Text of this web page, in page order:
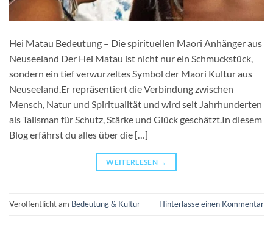
Hei Matau Bedeutung – Die spirituellen Maori Anhänger aus
Neuseeland Der Hei Matau ist nicht nur ein Schmuckstück,
sondern ein tief verwurzeltes Symbol der Maori Kultur aus
Neuseeland.Er repräsentiert die Verbindung zwischen
Mensch, Natur und Spiritualität und wird seit Jahrhunderten
als Talisman für Schutz, Stärke und Glück geschätzt.In diesem
Blog erfährst du alles über die […]
WEITERLESEN →
Veröffentlicht am Bedeutung & Kultur Hinterlasse einen Kommentar